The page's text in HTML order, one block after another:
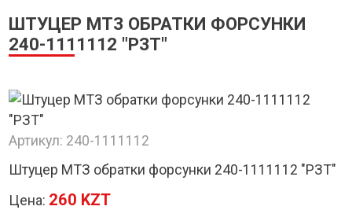
ШТУЦЕР МТЗ ОБРАТКИ ФОРСУНКИ
240-1111112 "РЗТ"
Артикул: 240-1111112
Штуцер МТЗ обратки форсунки 240-1111112 "РЗТ"
Цена: 260 KZT